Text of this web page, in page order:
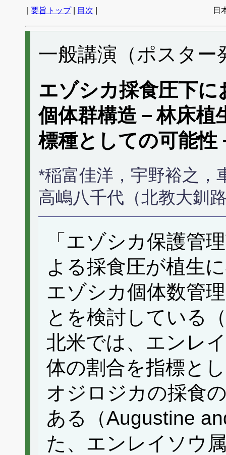
要旨トップ| 目次 日
一般講演（ポスター
エゾシカ採食圧下
個体群構造－林床植
標種としての可能性
*稲富佳洋，宇野裕之，
高嶋八千代（北教大釧
「エゾシカ保護管
よる採食圧が植生
エゾシカ個体数管
とを検討している
北米では、エンレ
体の割合を指標と
オジロジカの採食
ある（Augustine
た、エンレイソウ